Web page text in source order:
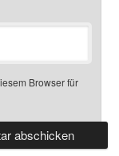
Browser für